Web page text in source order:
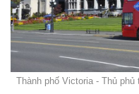
Thành phố Victoria - Thủ phủ